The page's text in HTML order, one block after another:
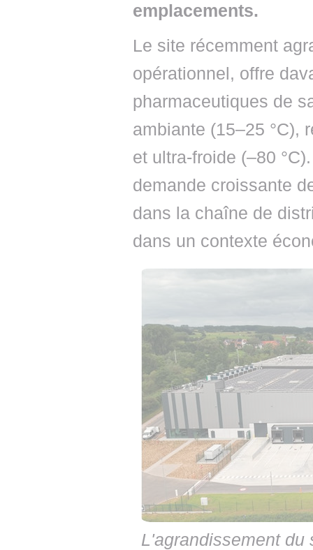
emplacements.
Le site récemment
opérationnel, offre
pharmaceutiques de
ambiante (15–25 °C),
et ultra-froide (–80
demande croissante
dans la chaîne de
dans un contexte
L'agrandissement